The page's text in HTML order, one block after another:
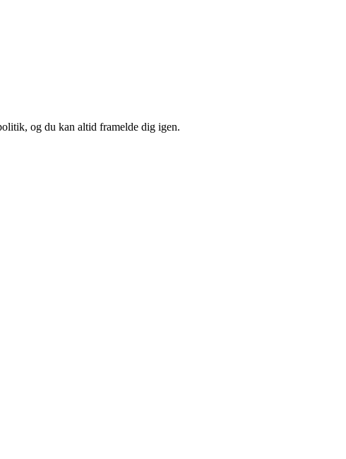
og du kan altid framelde dig igen.